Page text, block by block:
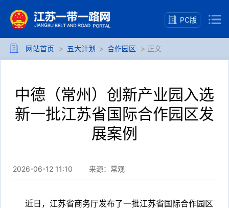
PC版
网站首页 > 五大计划 > 合作园区 > 正文
中德（常州）创新产业园入选
新一批江苏省国际合作园区发
展案例
2026-06-12 11:10 来源：常观
近日，江苏省商务厅发布了一批江苏省国际合作园区